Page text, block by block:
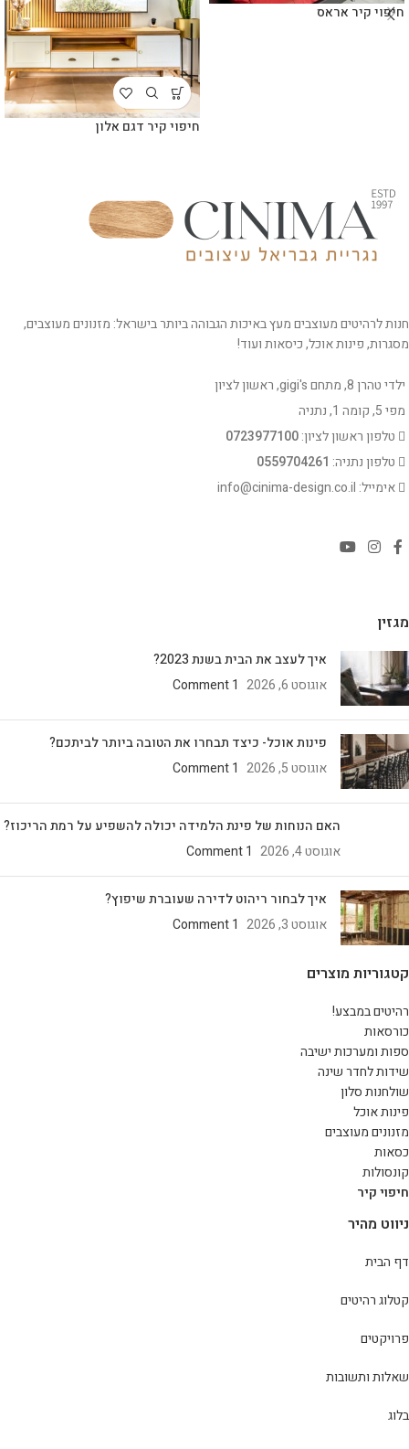
חיפוי קיר אראס
חיפוי קיר דגם אלון
חנות לרהיטים מעוצבים מעץ באיכות הגבוהה ביותר בישראל: מזנונים מעוצבים,
מסגרות, פינות אוכל, כיסאות ועוד!
ילדי טהרן 8, מתחם gigi's, ראשון לציון
מפי 5, קומה 1, נתניה
טלפון ראשון לציון:0723977100
טלפון נתניה: 0559704261
אימייל: info@cinima-design.co.il
מגזין
איך לעצב את הבית בשנת 2023?
אוגוסט 6, 2026
1 Comment
פינות אוכל- כיצד תבחרו את הטובה ביותר לביתכם?
אוגוסט 5, 2026
1 Comment
האם הנוחות של פינת הלמידה יכולה להשפיע על רמת הריכוז?
אוגוסט 4, 2026
1 Comment
איך לבחור ריהוט לדירה שעוברת שיפוץ?
אוגוסט 3, 2026
1 Comment
קטגוריות מוצרים
רהיטים במבצע!
כורסאות
ספות ומערכות ישיבה
שידות לחדר שינה
שולחנות סלון
פינות אוכל
מזנונים מעוצבים
כסאות
קונסולות
חיפוי קיר
ניווט מהיר
דף הבית
קטלוג רהיטים
פרויקטים
שאלות ותשובות
בלוג